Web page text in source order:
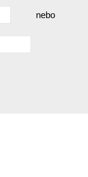
nebo